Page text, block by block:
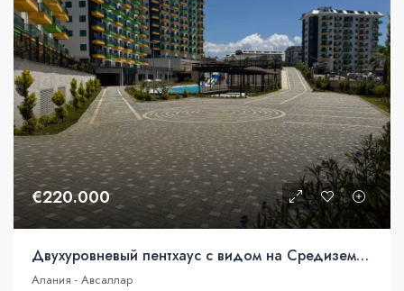
€220.000
Двухуровневый пентхаус с видом на Средиземное море в Аланье, Авсаллар.
Алания - Авсаллар